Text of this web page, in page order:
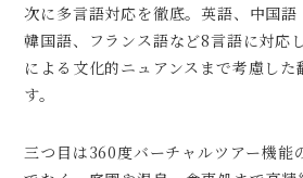
次に多言語対応を徹底。英語、中国語
韓国語、フランス語など8言語に対応
による文化的ニュアンスまで考慮した
す。
三つ目は360度バーチャルツアー機能